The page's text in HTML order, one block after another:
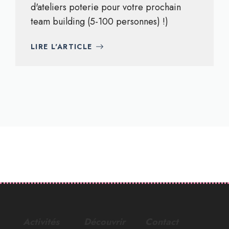
d'ateliers poterie pour votre prochain
team building (5-100 personnes) !)
LIRE L'ARTICLE